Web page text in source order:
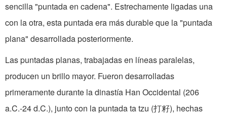
sencilla "puntada en cadena". Estrechamente ligadas una
con la otra, esta puntada era más durable que la "puntada
plana" desarrollada posteriormente.
Las puntadas planas, trabajadas en líneas paralelas,
producen un brillo mayor. Fueron desarrolladas
primeramente durante la dinastía Han Occidental (206
a.C.-24 d.C.), junto con la puntada ta tzu (打籽), hechas